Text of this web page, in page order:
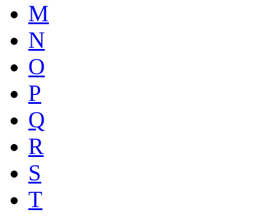
M
N
O
P
Q
R
S
T